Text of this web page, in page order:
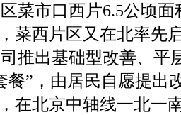
菜市口西片6.5公顷
菜西片区又在北率先
推出基础型改善、平
餐”，由居民自愿提出
在北京中轴线一北一